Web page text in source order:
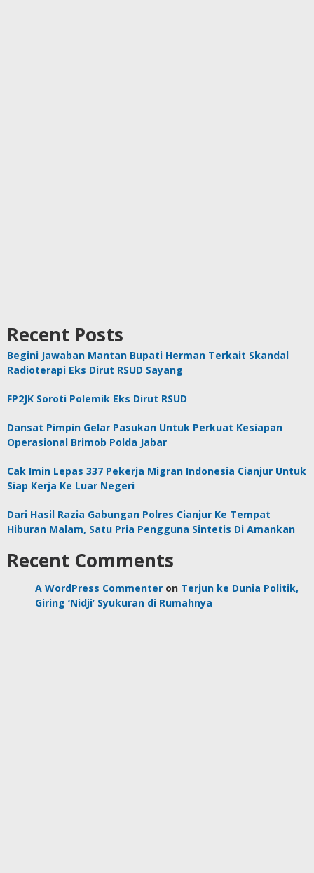
Recent Posts
Begini Jawaban Mantan Bupati Herman Terkait Skandal
Radioterapi Eks Dirut RSUD Sayang
FP2JK Soroti Polemik Eks Dirut RSUD
Dansat Pimpin Gelar Pasukan Untuk Perkuat Kesiapan
Operasional Brimob Polda Jabar
Cak Imin Lepas 337 Pekerja Migran Indonesia Cianjur Untuk
Siap Kerja Ke Luar Negeri
Dari Hasil Razia Gabungan Polres Cianjur Ke Tempat
Hiburan Malam, Satu Pria Pengguna Sintetis Di Amankan
Recent Comments
A WordPress Commenter on Terjun ke Dunia Politik,
Giring ‘Nidji’ Syukuran di Rumahnya